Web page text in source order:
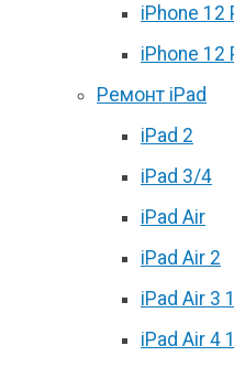
iPhone 12
iPhone 12
Ремонт iPad
iPad 2
iPad 3/4
iPad Air
iPad Air 2
iPad Air 3
iPad Air 4